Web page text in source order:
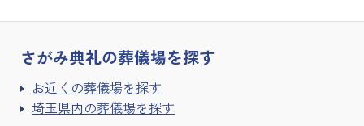
さがみ典礼の葬儀場を探す
お近くの葬儀場を探す
埼玉県内の葬儀場を探す